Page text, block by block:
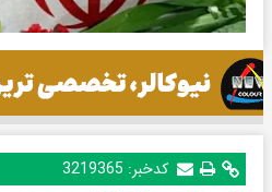
کدخبر: 3219365